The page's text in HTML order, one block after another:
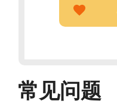
常见问题